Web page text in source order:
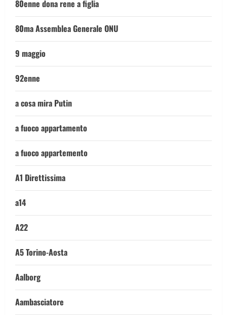
80enne dona rene a figlia
80ma Assemblea Generale ONU
9 maggio
92enne
a cosa mira Putin
a fuoco appartamento
a fuoco appartemento
A1 Direttissima
a14
A22
A5 Torino-Aosta
Aalborg
Aambasciatore